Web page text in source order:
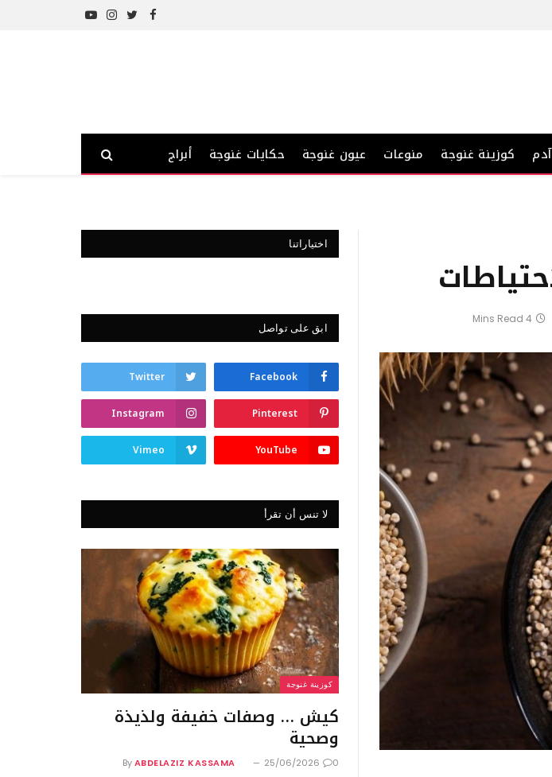
Facebook
Twitter
Instagram
YouTube
آدم كوزينة غنوجة منوعات عيون غنوجة حكايات غنوجة أبراج
4 Mins Read
اختياراتنا
ابق على تواصل
Facebook
Twitter
Pinterest
Instagram
YouTube
Vimeo
لا تنس أن تقرأ
كوزينة غنوجة
كيش … وصفات خفيفة ولذيذة
وصحية
By ABDELAZIZ KASSAMA 25/06/2026 0